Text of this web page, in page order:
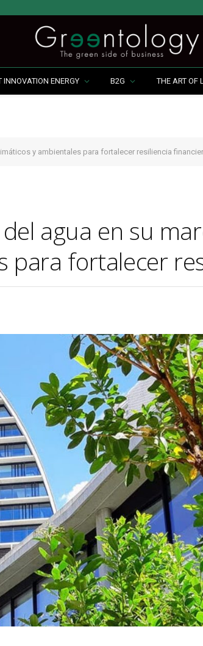
INNOVATION ENERGY B2G THE ART OF
y ambientales para fortalecer resiliencia
agua en su
para fortalecer